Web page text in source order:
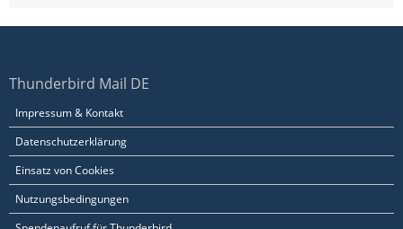
Thunderbird Mail DE
Impressum & Kontakt
Datenschutzerklärung
Einsatz von Cookies
Nutzungsbedingungen